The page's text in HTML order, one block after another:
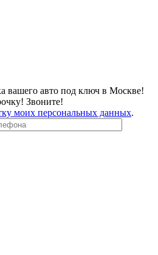
вашего авто под ключ в Москве!
Звоните!
моих персональных данных.